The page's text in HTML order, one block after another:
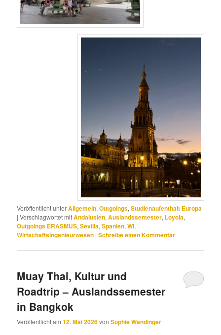
Veröffentlicht unterAllgemein,Outgoings,Studienaufenthalt Europa
|Verschlagwortet mitAndalusien,Auslandssemester, Loyola,
Outgoings ERASMUS,Sevilla,Spanien,WI,
Wirtschaftsingenieurwesen |Schreibe einen Kommentar
Muay Thai, Kultur und
Roadtrip – Auslandssemester
in Bangkok
Veröffentlicht am12. Mai 2026vonSophie Wandinger